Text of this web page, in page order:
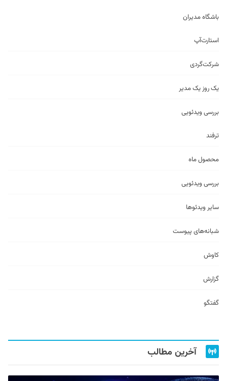
باشگاه مدیران
استارت‌آپ
شرکت‌گردی
یک روز یک مدیر
بررسی ویدئویی
ترفند
محصول ماه
بررسی ویدئویی
سایر ویدئو‌ها
شبانه‌های پیوست
کاوش
گزارش
گفتگو
آخرین مطالب